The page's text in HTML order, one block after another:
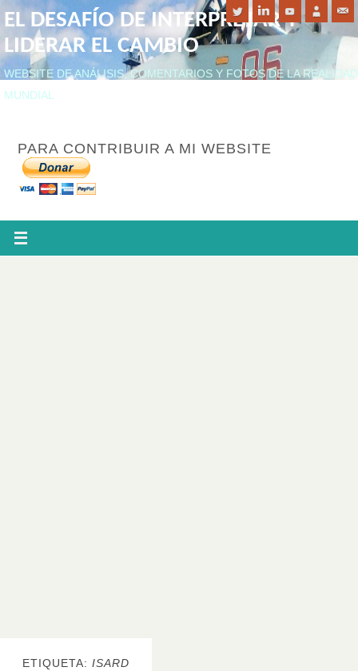
EL DESAFÍO DE INTERPRETAR Y
LIDERAR EL CAMBIO
WEBSITE DE ANÁLISIS, COMENTARIOS Y FOTOS DE LA REALIDAD
MUNDIAL
PARA CONTRIBUIR A MI WEBSITE
ETIQUETA: ISARD